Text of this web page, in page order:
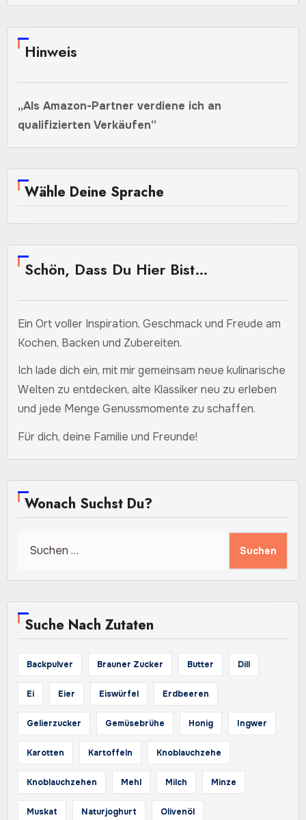
Hinweis
„Als Amazon-Partner verdiene ich an
qualifizierten Verkäufen“
Wähle Deine Sprache
Schön, Dass Du Hier Bist…
Ein Ort voller Inspiration, Geschmack und Freude am
Kochen, Backen und Zubereiten.
Ich lade dich ein, mit mir gemeinsam neue kulinarische
Welten zu entdecken, alte Klassiker neu zu erleben
und jede Menge Genussmomente zu schaffen.
Für dich, deine Familie und Freunde!
Wonach Suchst Du?
Suche Nach Zutaten
Backpulver Brauner Zucker Butter Dill
Ei Eier Eiswürfel Erdbeeren
Gelierzucker Gemüsebrühe Honig Ingwer
Karotten Kartoffeln Knoblauchzehe
Knoblauchzehen Mehl Milch Minze
Muskat Naturjoghurt Olivenöl